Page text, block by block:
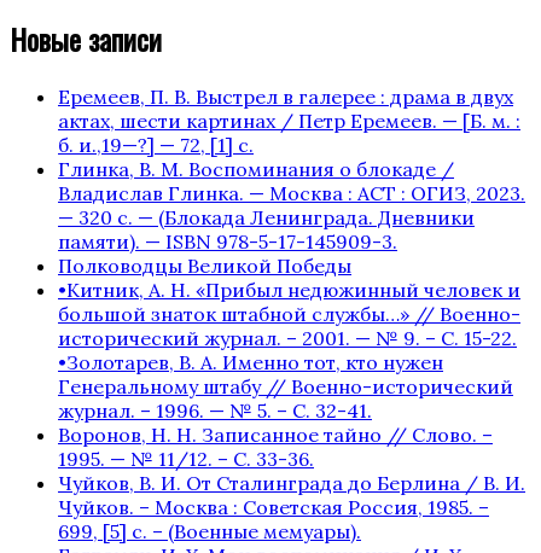
Новые записи
Еремеев, П. В. Выстрел в галерее : драма в двух
актах, шести картинах / Петр Еремеев. — [Б. м. :
б. и.,19—?] — 72, [1] с.
Глинка, В. М. Воспоминания о блокаде /
Владислав Глинка. — Москва : АСТ : ОГИЗ, 2023.
— 320 с. — (Блокада Ленинграда. Дневники
памяти). — ISBN 978-5-17-145909-3.
Полководцы Великой Победы
•Китник, А. Н. «Прибыл недюжинный человек и
большой знаток штабной службы…» // Военно-
исторический журнал. – 2001. — № 9. – С. 15-22.
•Золотарев, В. А. Именно тот, кто нужен
Генеральному штабу // Военно-исторический
журнал. – 1996. — № 5. – С. 32-41.
Воронов, Н. Н. Записанное тайно // Слово. –
1995. — № 11/12. – С. 33-36.
Чуйков, В. И. От Сталинграда до Берлина / В. И.
Чуйков. – Москва : Советская Россия, 1985. –
699, [5] с. – (Военные мемуары).